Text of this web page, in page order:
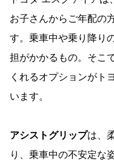
お子さんからご年配の
す。乗車中や乗り降り
担がかかるもの。そこ
くれるオプションがト
います。
アシストグリップは、
り、乗車中の不安定な